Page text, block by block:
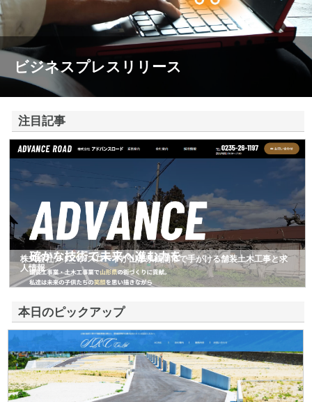
ビジネスプレスリリース
注目記事
株式会社アドバンスロードが山形県鶴岡市で手がける舗装土木工事と求
人情報
本日のピックアップ